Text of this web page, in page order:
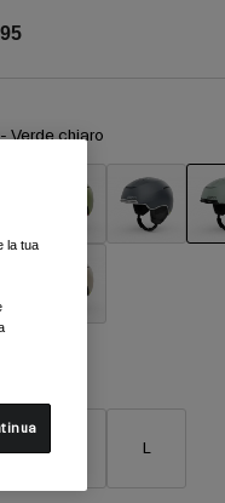
-Verde chiaro
L
la tua